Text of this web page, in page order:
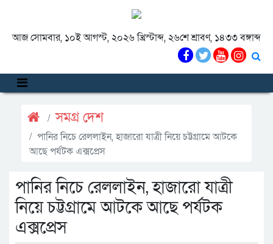
আজ সোমবার, ১০ই আগস্ট, ২০২৬ খ্রিস্টাব্দ, ২৬শে শ্রাবণ, ১৪৩৩ বঙ্গাব্দ
সমগ্র দেশ
পানির নিচে রেললাইন, হাজারো যাত্রী নিয়ে চট্টগ্রামে আটকে
আছে পর্যটক এক্সপ্রেস
পানির নিচে রেললাইন, হাজারো যাত্রী
নিয়ে চট্টগ্রামে আটকে আছে পর্যটক
এক্সপ্রেস